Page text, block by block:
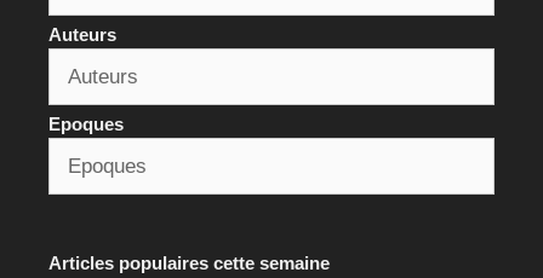
Auteurs
Epoques
Articles populaires cette semaine